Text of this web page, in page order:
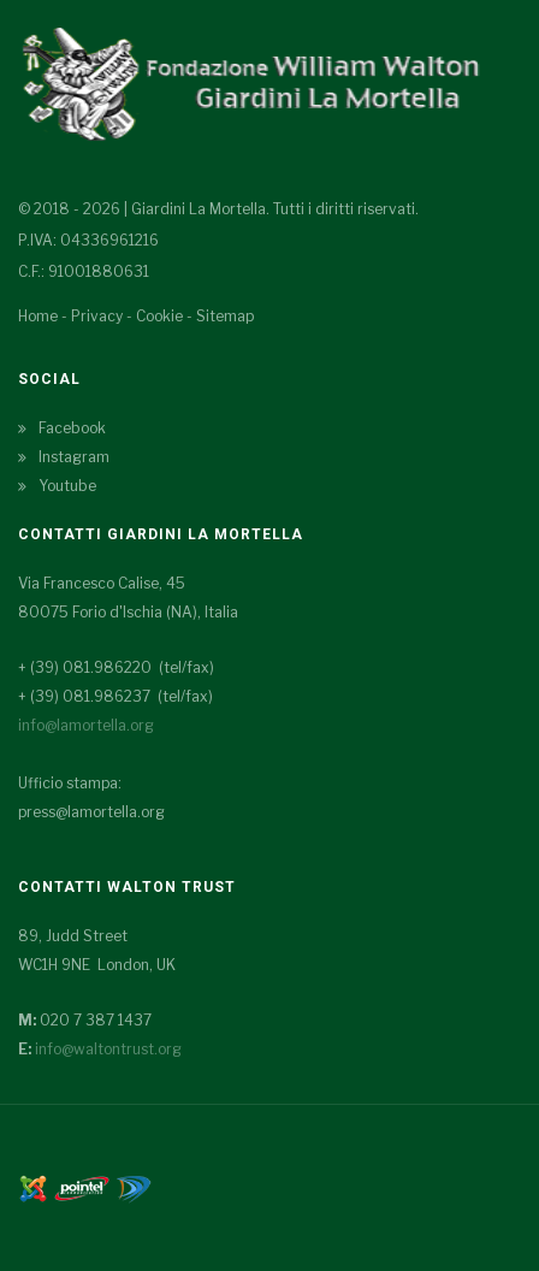
© 2018 - 2026 | Giardini La Mortella. Tutti i diritti riservati.
P.IVA: 04336961216
C.F.: 91001880631
Home - Privacy - Cookie - Sitemap
SOCIAL
Facebook
Instagram
Youtube
CONTATTI GIARDINI LA MORTELLA
Via Francesco Calise, 45
80075 Forio d'Ischia (NA), Italia
+ (39) 081.986220 (tel/fax)
+ (39) 081.986237 (tel/fax)
info@lamortella.org
Ufficio stampa:
press@lamortella.org
CONTATTI WALTON TRUST
89, Judd Street
WC1H 9NE London, UK
M: 020 7 387 1437
E: info@waltontrust.org